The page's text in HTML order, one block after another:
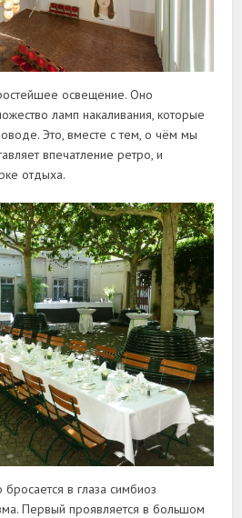
освещение. Оно
ламп накаливания, которые
Это, вместе с тем, о чём мы
впечатление ретро, и
отдыха.
в глаза симбиоз
Первый проявляется в большом